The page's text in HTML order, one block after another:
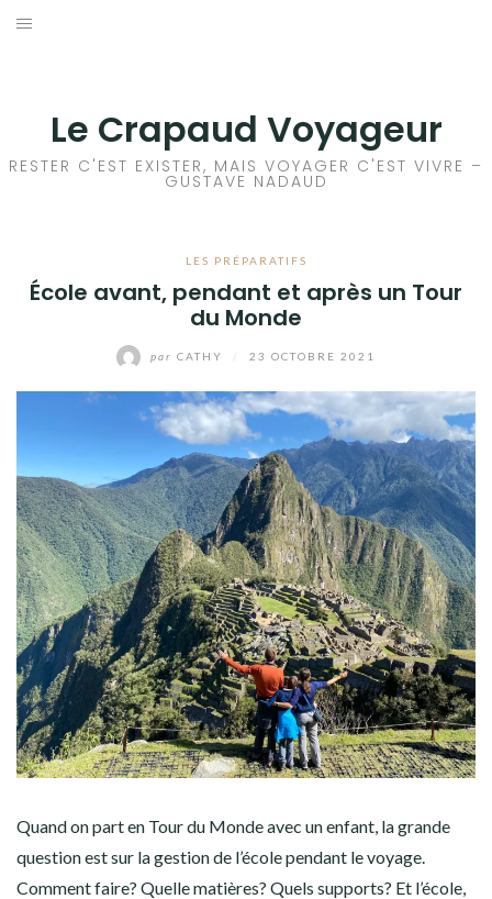
Aller
Le Crapaud Voyageur
RESTER C'EST EXISTER, MAIS VOYAGER C'EST VIVRE –
GUSTAVE NADAUD
LES PRÉPARATIFS
École avant, pendant et après un Tour
du Monde
par CATHY 23 OCTOBRE 2021
Quand on part en Tour du Monde avec un enfant, la grande
question est sur la gestion de l’école pendant le voyage.
Comment faire? Quelle matières? Quels supports? Et l’école,
EUROPE
AMÉRIQUE CENTRALE
AMÉRIQUE DU SUD
TOUR DU MONDE 2020-2021
CONTACT